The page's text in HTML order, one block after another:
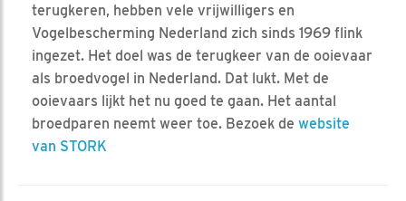
terugkeren, hebben vele vrijwilligers en
Vogelbescherming Nederland zich sinds 1969 flink
ingezet. Het doel was de terugkeer van de ooievaar
als broedvogel in Nederland. Dat lukt. Met de
ooievaars lijkt het nu goed te gaan. Het aantal
broedparen neemt weer toe. Bezoek de website
van STORK